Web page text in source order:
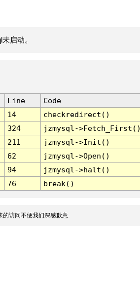
启动。
Line
Code
14
checkredirect()
324
jzmysql-
211
jzmysql->Init()
62
jzmysql->Open()
94
jzmysql->halt()
76 break()
访问不便我们深感歉意.